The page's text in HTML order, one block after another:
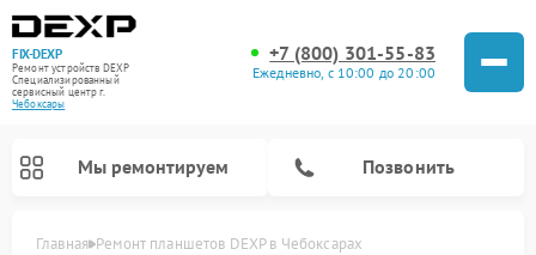
FIX-DEXP
Ремонт устройств DEXP
Специализированный
cервисный центр г.
Чебоксары
+7 (800) 301-55-83
Ежедневно, с 10:00 до 20:00
Мы ремонтируем Позвонить
Главная Ремонт планшетов DEXP в Чебоксарах